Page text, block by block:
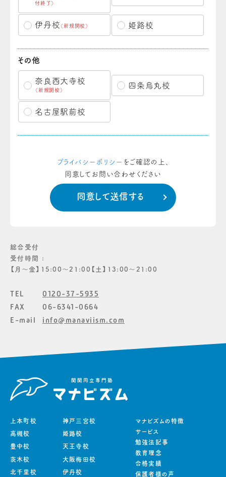
付終了）
伊丹校 （新規開校） 姫路校
その他
奈良西大寺校
（新規開校）
四条烏丸校
名古屋駅前校
プライバシーポリシー をご確認の上、
同意してお問い合わせください
総合受付
受付時間 :
【月〜金】15:00〜21:00【土】13:00〜21:00
TEL
0120-37-5935
FAX
06-6341-0664
E-mail
info@manaviism.com
上本町校
高槻校
豊中校
茨木校
北千里校
神戸三宮校
姫路校
天王寺校
大阪梅田校
伊丹校
マナビズムの特徴
サービス
勉強法記事
教育理念
合格実績
保護者様の声